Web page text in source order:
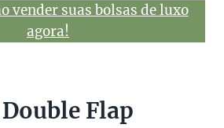
vender suas bolsas de luxo
agora!
Flap